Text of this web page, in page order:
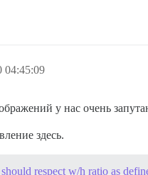
04:45:09
у нас очень
здесь.
respect w/h ratio as